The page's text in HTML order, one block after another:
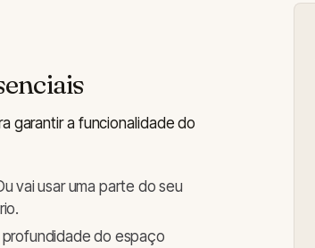
garantir a funcionalidade do
vai usar uma parte do seu
profundidade do espaço